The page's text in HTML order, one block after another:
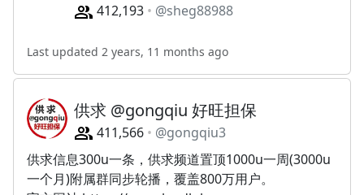
412,193 @sheg88988
Last updated 2 years, 11 months ago
供求 @gongqiu 好旺担保
411,566
@gongqiu3
供求信息300u一条，供求频道置顶1000u一周(3000u
一个月)附属群同步轮播，覆盖800万用户。